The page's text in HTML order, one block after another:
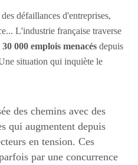
défaillances d'entreprises,
L'industrie française traverse
30 000 emplois menacés depuis
situation qui inquiète le
des chemins avec des
qui augmentent depuis
en tension. Ces
par une concurrence